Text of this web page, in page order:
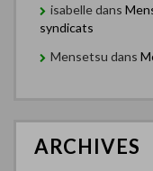
isabelledans
syndicats
Mensetsu dans
ARCHIVES